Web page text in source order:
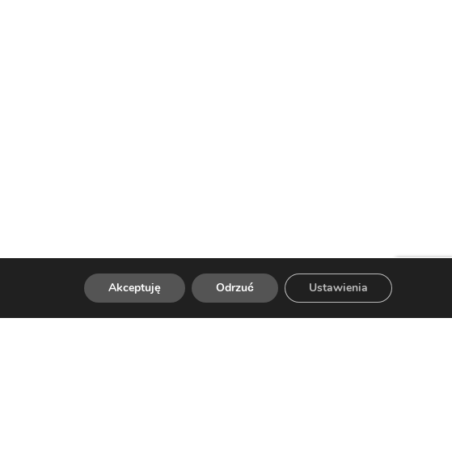
Akceptuję Odrzuć Ustawienia